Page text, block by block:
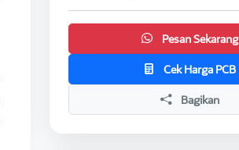
Pesan Sekarang
Cek Harga PCB
Bagikan